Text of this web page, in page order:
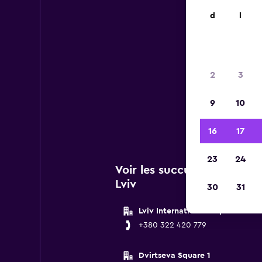
de
Voir les succursales
Lviv
Lviv International Airport
+380 322 420 779
Dvirtseva Square 1
d
2 3
9 10
16 17
23 24
30 31